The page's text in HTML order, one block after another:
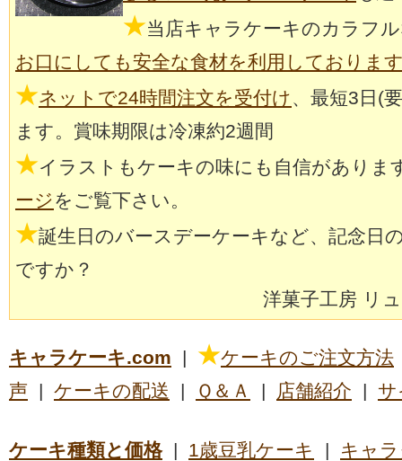
★当店キャラケーキのカラフ
お口にしても安全な食材を利用しておりま
★ネットで24時間注文を受付け、最短3日(
ます。賞味期限は冷凍約2週間
★イラストもケーキの味にも自信がありま
ージをご覧下さい。
★誕生日のバースデーケーキなど、記念日
ですか？
洋菓子工房 リ
キャラケーキ.com | ★ケーキのご注文方法
声 | ケーキの配送 | Ｑ＆Ａ | 店舗紹介 | サ
ケーキ種類と価格| 1歳豆乳ケーキ | キャ